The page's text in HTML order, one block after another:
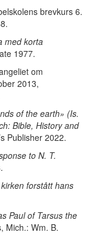
brevkurs 6.
med korta
1977.
om
2013,
of the earth» (Is.
Bible, History and
Publisher 2022.
to N. T.
forstått hans
Paul of Tarsus the
Mich.: Wm. B.